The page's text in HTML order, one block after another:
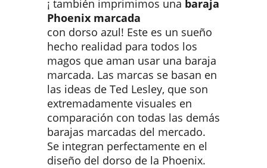
¡ también imprimimos una baraja
Phoenix marcada
con dorso azul! Este es un sueño
hecho realidad para todos los
magos que aman usar una baraja
marcada. Las marcas se basan en
las ideas de Ted Lesley, que son
extremadamente visuales en
comparación con todas las demás
barajas marcadas del mercado.
Se integran perfectamente en el
diseño del dorso de la Phoenix.